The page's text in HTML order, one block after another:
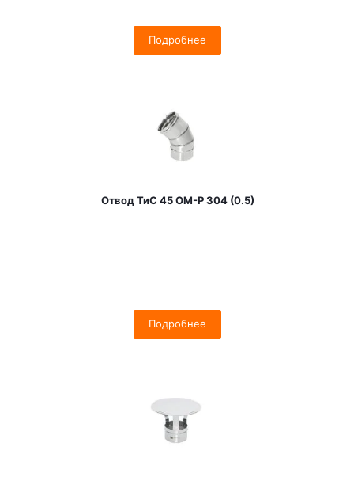
Подробнее
Отвод ТиС 45 OM-Р 304 (0.5)
Подробнее